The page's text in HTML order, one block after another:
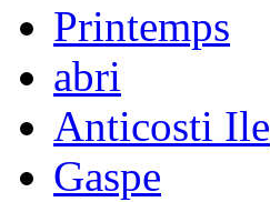
Printemps
abri
Anticosti Ile
Gaspe